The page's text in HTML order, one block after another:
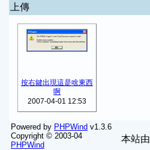
上傳
按右鍵出現這是啥東西
啊
2007-04-01 12:53
Powered by PHPWind v1.3.6
Copyright © 2003-04
PHPWind
本站由